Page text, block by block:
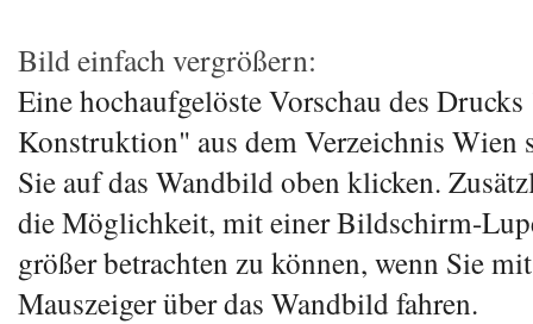
Bild einfach vergrößern:
Eine hochaufgelöste Vorschau des
Konstruktion" aus dem Verzeichnis Wien
Sie auf das Wandbild oben klicken.
die Möglichkeit, mit einer Bildschirm-
größer betrachten zu können, wenn Sie
Mauszeiger über das Wandbild fahren.